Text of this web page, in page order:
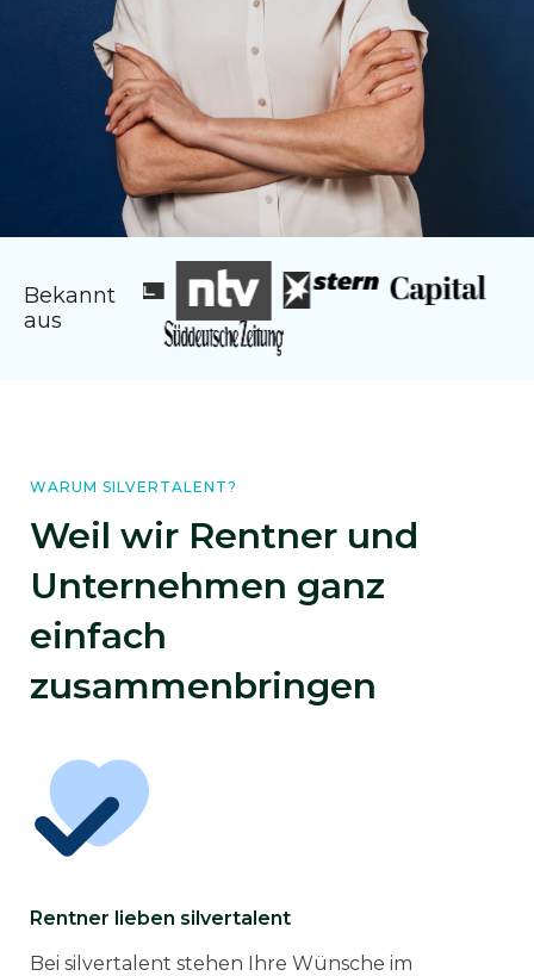
Bekannt
aus
WARUM SILVERTALENT?
Weil wir Rentner und
Unternehmen ganz
einfach
zusammenbringen
Rentner lieben silvertalent
Bei silvertalent stehen Ihre Wünsche im